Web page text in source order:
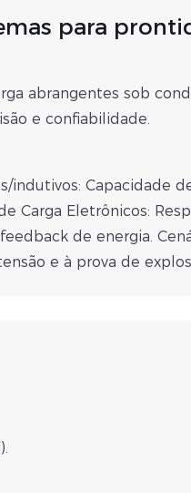
para
abrangentes sob
e confiabilidade.
indutivos: Capacidade
Carga Eletrônicos:
de energia.
e à prova de